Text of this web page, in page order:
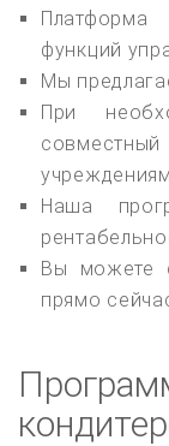
функций
Мы
При
Наша
Вы можете
прямо